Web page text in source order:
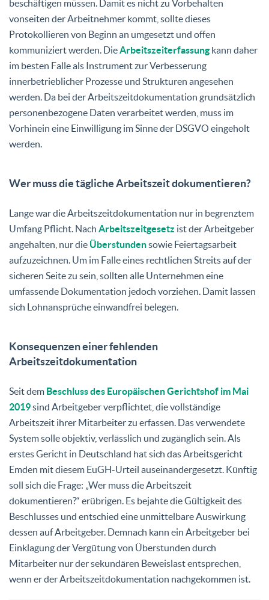
beschäftigen müssen. Damit es nicht zu Vorbehalten
vonseiten der Arbeitnehmer kommt, sollte dieses
Protokollieren von Beginn an umgesetzt und offen
kommuniziert werden. DieArbeitszeiterfassungkann daher
im besten Falle als Instrument zur Verbesserung
innerbetrieblicher Prozesse und Strukturen angesehen
werden. Da bei der Arbeitszeitdokumentation grundsätzlich
personenbezogene Daten verarbeitet werden, muss im
Vorhinein eine Einwilligung im Sinne der DSGVO eingeholt
werden.
Wer muss die tägliche Arbeitszeit dokumentieren?
Lange war die Arbeitszeitdokumentation nur in begrenztem
Umfang Pflicht. Nach Arbeitszeitgesetz ist der Arbeitgeber
angehalten, nur die Überstundensowie Feiertagsarbeit
aufzuzeichnen. Um im Falle eines rechtlichen Streits auf der
sicheren Seite zu sein, sollten alle Unternehmen eine
umfassende Dokumentation jedoch vorziehen. Damit lassen
sich Lohnansprüche einwandfrei belegen.
Konsequenzen einer fehlenden
Arbeitszeitdokumentation
Seit dem Beschluss des Europäischen Gerichtshof im Mai
2019sind Arbeitgeber verpflichtet, die vollständige
Arbeitszeit ihrer Mitarbeiter zu erfassen. Das verwendete
System solle objektiv, verlässlich und zugänglich sein. Als
erstes Gericht in Deutschland hat sich das Arbeitsgericht
Emden mit diesem EuGH-Urteil auseinandergesetzt. Künftig
soll sich die Frage: „Wer muss die Arbeitszeit
dokumentieren?“ erübrigen. Es bejahte die Gültigkeit des
Beschlusses und entschied eine unmittelbare Auswirkung
dessen auf Arbeitgeber. Demnach kann ein Arbeitgeber bei
Einklagung der Vergütung von Überstunden durch
Mitarbeiter nur der sekundären Beweislast entsprechen,
wenn er der Arbeitszeitdokumentation nachgekommen ist.